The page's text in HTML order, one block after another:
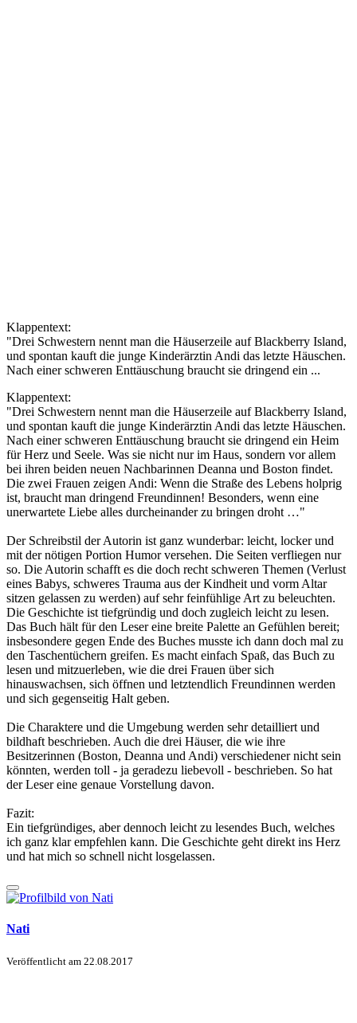
Klappentext:
"Drei Schwestern nennt man die Häuserzeile auf Blackberry Island,
und spontan kauft die junge Kinderärztin Andi das letzte Häuschen.
Nach einer schweren Enttäuschung braucht sie dringend ein ...
Klappentext:
"Drei Schwestern nennt man die Häuserzeile auf Blackberry Island,
und spontan kauft die junge Kinderärztin Andi das letzte Häuschen.
Nach einer schweren Enttäuschung braucht sie dringend ein Heim
für Herz und Seele. Was sie nicht nur im Haus, sondern vor allem
bei ihren beiden neuen Nachbarinnen Deanna und Boston findet.
Die zwei Frauen zeigen Andi: Wenn die Straße des Lebens holprig
ist, braucht man dringend Freundinnen! Besonders, wenn eine
unerwartete Liebe alles durcheinander zu bringen droht …"
Der Schreibstil der Autorin ist ganz wunderbar: leicht, locker und
mit der nötigen Portion Humor versehen. Die Seiten verfliegen nur
so. Die Autorin schafft es die doch recht schweren Themen (Verlust
eines Babys, schweres Trauma aus der Kindheit und vorm Altar
sitzen gelassen zu werden) auf sehr feinfühlige Art zu beleuchten.
Die Geschichte ist tiefgründig und doch zugleich leicht zu lesen.
Das Buch hält für den Leser eine breite Palette an Gefühlen bereit;
insbesondere gegen Ende des Buches musste ich dann doch mal zu
den Taschentüchern greifen. Es macht einfach Spaß, das Buch zu
lesen und mitzuerleben, wie die drei Frauen über sich
hinauswachsen, sich öffnen und letztendlich Freundinnen werden
und sich gegenseitig Halt geben.
Die Charaktere und die Umgebung werden sehr detailliert und
bildhaft beschrieben. Auch die drei Häuser, die wie ihre
Besitzerinnen (Boston, Deanna und Andi) verschiedener nicht sein
könnten, werden toll - ja geradezu liebevoll - beschrieben. So hat
der Leser eine genaue Vorstellung davon.
Fazit:
Ein tiefgründiges, aber dennoch leicht zu lesendes Buch, welches
ich ganz klar empfehlen kann. Die Geschichte geht direkt ins Herz
und hat mich so schnell nicht losgelassen.
Nati
Veröffentlicht am 22.08.2017